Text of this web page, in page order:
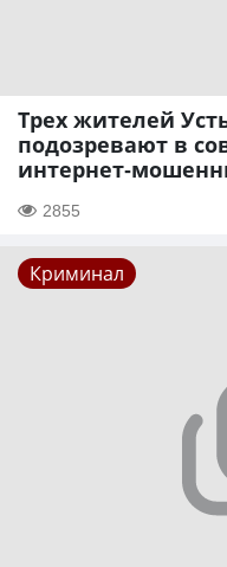
Трех жителей
подозревают в
интернет-
2855
Криминал